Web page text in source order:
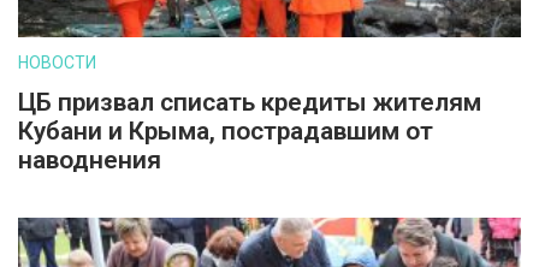
НОВОСТИ
ЦБ призвал списать кредиты жителям
Кубани и Крыма, пострадавшим от
наводнения